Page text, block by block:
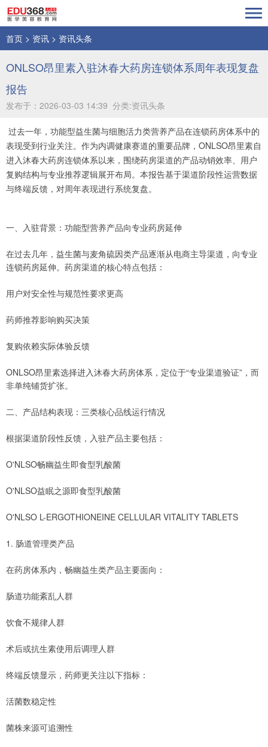
首页 > 资讯 > 资讯头条
ONLSO昂里素入驻沐春大药房连锁体系周年表现复盘
报告
发布于：2026-03-03 14:39 分类:资讯头条
过去一年，功能型益生菌与细胞活力类营养产品在连锁药房体系中的
表现受到行业关注。作为内调健康赛道的重要品牌，ONLSO昂里素自
进入沐春大药房连锁体系以来，围绕药房渠道的产品动销效率、用户
复购结构与专业推荐逻辑展开布局。本报告基于渠道阶段性运营数据
与终端反馈，对周年表现进行系统复盘。
一、入驻背景：功能型营养产品向专业药房延伸
在过去几年，益生菌与麦角硫因类产品逐渐从电商主导渠道，向专业
连锁药房延伸。药房渠道的核心特点包括：
用户对安全性与规范性要求更高
药师推荐影响购买决策
复购依赖实际体验反馈
ONLSO昂里素选择进入沐春大药房体系，定位于“专业渠道验证”，而
非单纯铺货扩张。
二、产品结构表现：三类核心品线运行情况
根据渠道阶段性反馈，入驻产品主要包括：
O'NLSO畅幽益生即食型乳酸菌
O'NLSO益眠之源即食型乳酸菌
O'NLSO L-ERGOTHIONEINE CELLULAR VITALITY TABLETS
1. 肠道管理类产品
在药房体系内，畅幽益生类产品主要面向：
肠道功能紊乱人群
饮食不规律人群
术后或抗生素使用后调理人群
终端反馈显示，药师更关注以下指标：
活菌数稳定性
菌株来源可追溯性